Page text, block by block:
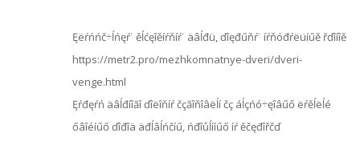
Ęëŕńńč÷ĺńęŕ˙ ěĺćęîěíŕňíŕ˙ äâĺđü, ďîęđűňŕ˙ íŕňóđŕëüíűě řďîíîě
https://metr2.pro/mezhkomnatnye-dveri/dveri-
venge.html
Ęŕđęŕń äâĺđíîăî ďîëîňíŕ čçăîňîâëĺí čç áĺçńó÷ęîâűő ëŕěĺëĺé
őâîéíűő ďîđîä äđĺâĺńčíű, ńđîůĺííűő íŕ ěčęđîřčď